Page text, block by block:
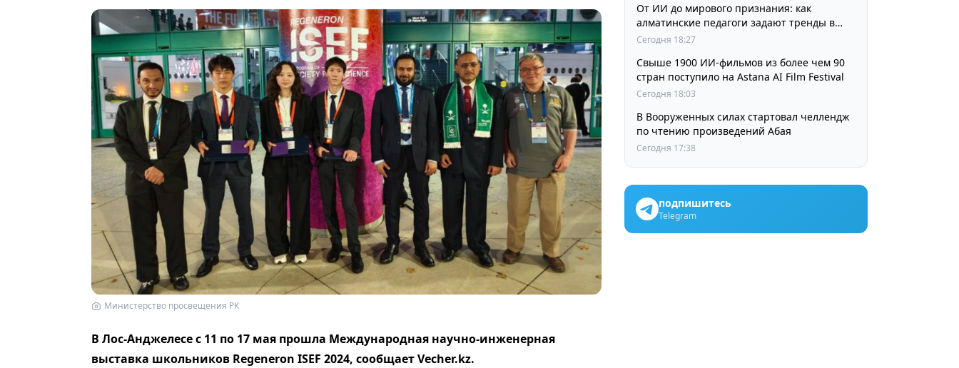
Министерство просвещения РК
В Лос-Анджелесе с 11 по 17 мая прошла Международная научно-инженерная
выставка школьников Regeneron ISEF 2024, сообщает Vecher.kz.
От ИИ до мирового признания: как
алматинские педагоги задают тренды в
изучении языков
Сегодня 18:27
Свыше 1900 ИИ-фильмов из более чем 90
стран поступило на Astana AI Film Festival
Сегодня 18:03
В Вооруженных силах стартовал челлендж
по чтению произведений Абая
Сегодня 17:38
подпишитесь
Telegram